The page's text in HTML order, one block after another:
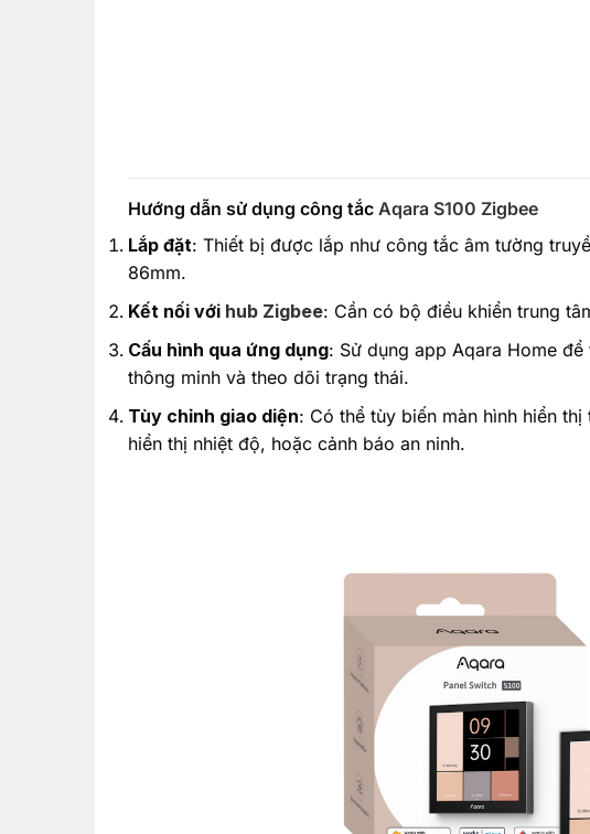
Hướng dẫn sử dụng công tắc Aqara S100 Zigbee
Lắp đặt: Thiết bị được lắp như công tắc âm tường
86mm.
Kết nối với hub Zigbee: Cần có bộ điều khiển trung
Cấu hình qua ứng dụng: Sử dụng app Aqara Home
thông minh và theo dõi trạng thái.
Tùy chỉnh giao diện: Có thể tùy biến màn hình hiển
hiển thị nhiệt độ, hoặc cảnh báo an ninh.